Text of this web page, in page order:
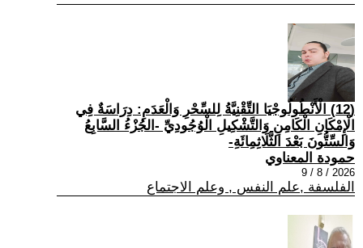
(12) الْأَنْطُولُوجْيَا التِّقْنِيَّةُ لِلسِّحْرِ وَالْعَدَمِ: دِرَاسَةٌ فِي
الْإِمْكَانِ الْكَامِنِ وَالتَّشْكِيلِ الْوُجُودِيِّ -الجُزْءُ السَّابِعُ
وَالسِّتُّونَ بَعْدَ الثَّلَاثِمِائَةِ-
حمودة المعناوي
2026 / 8 / 9
الفلسفة ,علم النفس , وعلم الاجتماع